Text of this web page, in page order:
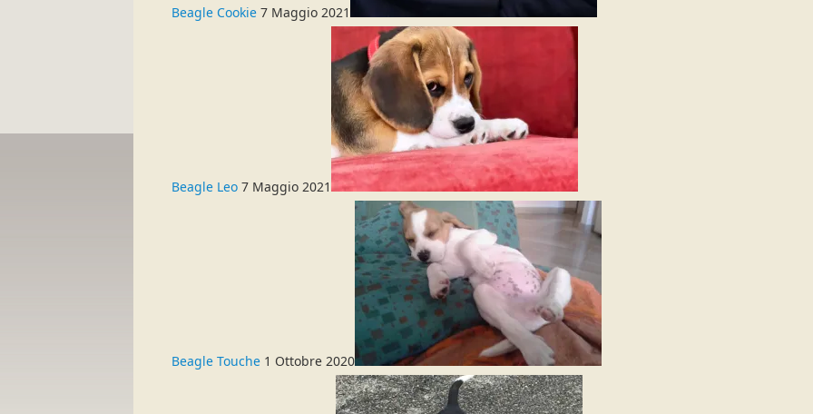
Beagle Cookie 7 Maggio 2021
Beagle Leo 7 Maggio 2021
Beagle Touche 1 Ottobre 2020